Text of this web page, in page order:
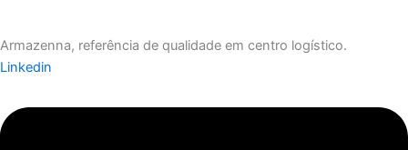
Armazenna, referência de qualidade em centro logístico.
Linkedin